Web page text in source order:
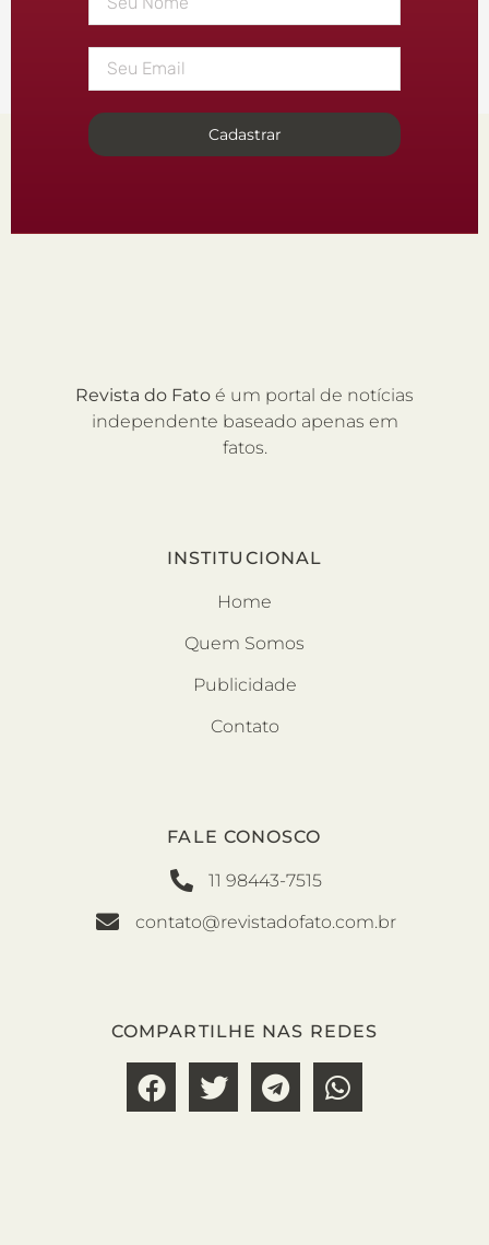
Cadastrar
Revista do Fato é um portal de notícias
independente baseado apenas em
fatos.
INSTITUCIONAL
Home
Quem Somos
Publicidade
Contato
FALE CONOSCO
11 98443-7515
contato@revistadofato.com.br
COMPARTILHE NAS REDES